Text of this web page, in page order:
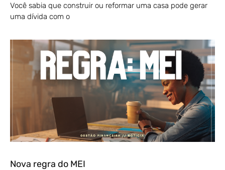
Você sabia que construir ou reformar uma casa pode gerar
uma dívida com o
Nova regra do MEI